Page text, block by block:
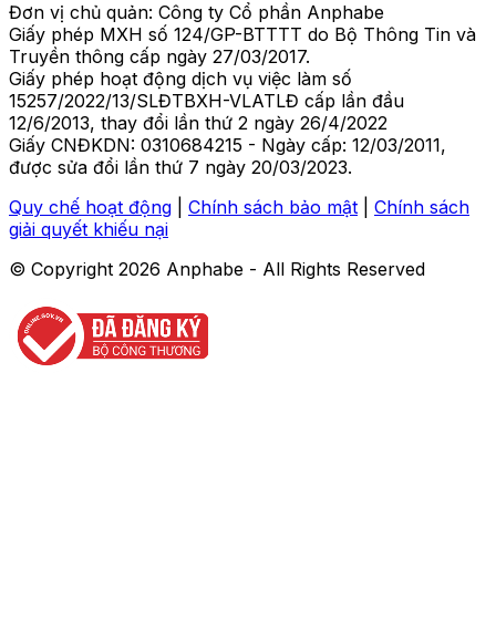
Đơn vị chủ quản: Công ty Cổ phần Anphabe
Giấy phép MXH số 124/GP-BTTTT do Bộ Thông Tin và
Truyền thông cấp ngày 27/03/2017.
Giấy phép hoạt động dịch vụ việc làm số
15257/2022/13/SLĐTBXH-VLATLĐ cấp lần đầu
12/6/2013, thay đổi lần thứ 2 ngày 26/4/2022
Giấy CNĐKDN: 0310684215 - Ngày cấp: 12/03/2011,
được sửa đổi lần thứ 7 ngày 20/03/2023.
Quy chế hoạt động
Chính sách bảo mật
Chính sách
giải quyết khiếu nại
© Copyright 2026 Anphabe - All Rights Reserved